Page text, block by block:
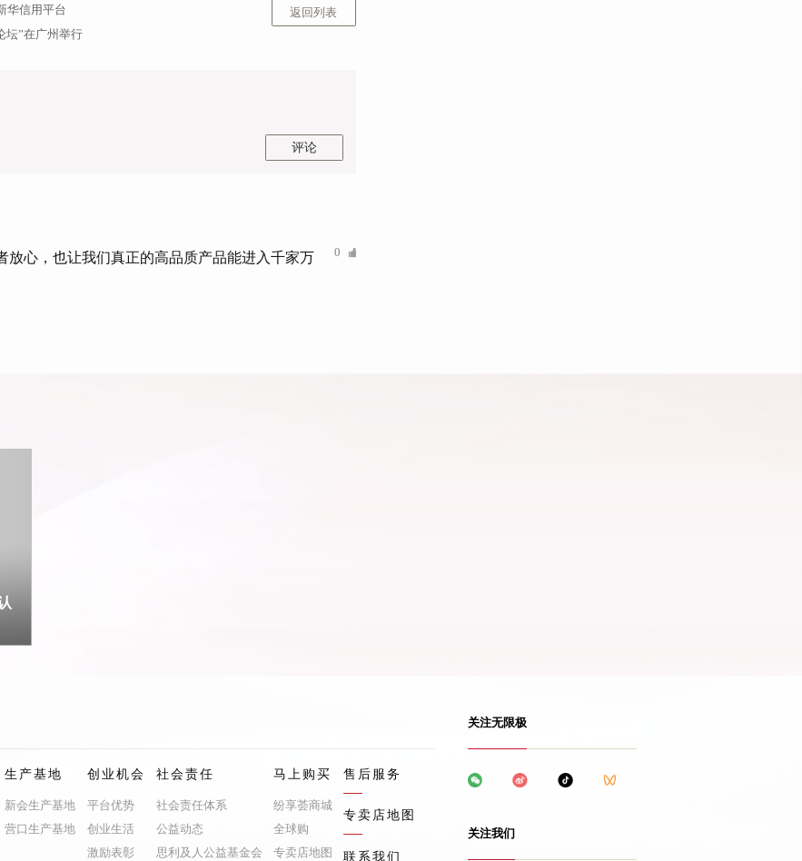
华信用平台
坛”在广州举行
返回列表
评论
放心，也让我们真正的高品质产品能进入千家万
0
生产基地
新会生产基地
营口生产基地
创业机会
平台优势
创业生活
激励表彰
社会责任
社会责任体系
公益动态
思利及人公益基金会
马上购买
纷享荟商城
全球购
专卖店地图
售后服务
专卖店地图
联系我们
关注无限极
关注我们